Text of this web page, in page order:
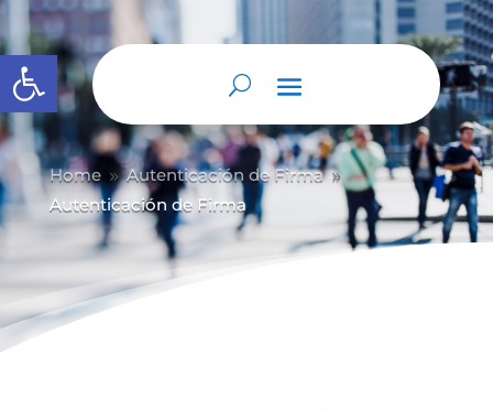
Abrir barra de herramientas
Home 9 Autenticación de Firma 9
Autenticación de Firma